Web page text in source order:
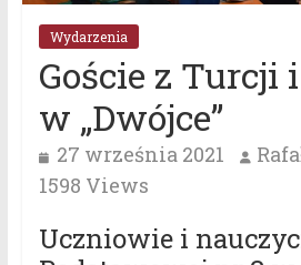
Wydarzenia
Goście z Turcji
w „Dwójce”
27 września 2021
1598 Views
Uczniowie i